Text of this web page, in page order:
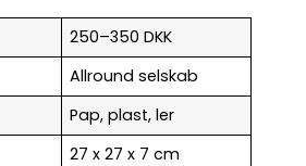
250–350 DKK
Allround selskab
Pap, plast, ler
27 x 27 x 7 cm